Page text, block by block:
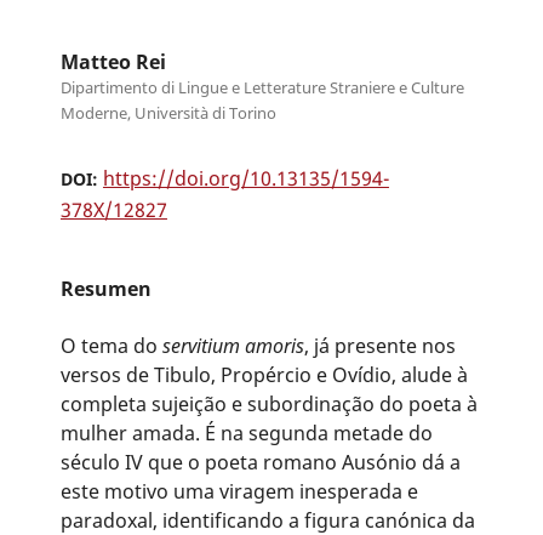
Matteo Rei
Dipartimento di Lingue e Letterature Straniere e Culture
Moderne, Università di Torino
DOI: https://doi.org/10.13135/1594-
378X/12827
Resumen
O tema do servitium amoris, já presente nos
versos de Tibulo, Propércio e Ovídio, alude à
completa sujeição e subordinação do poeta à
mulher amada. É na segunda metade do
século IV que o poeta romano Ausónio dá a
este motivo uma viragem inesperada e
paradoxal, identificando a figura canónica da